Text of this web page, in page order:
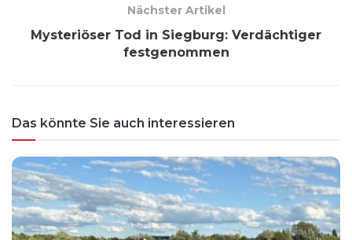
Nächster Artikel
Mysteriöser Tod in Siegburg: Verdächtiger
festgenommen
Das könnte Sie auch interessieren